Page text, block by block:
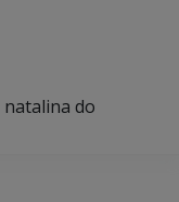
do